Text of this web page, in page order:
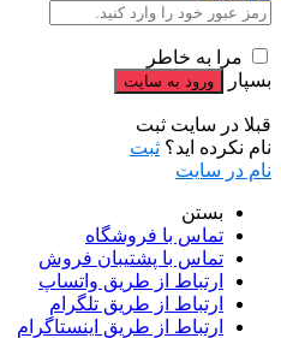
مرا به خاطر
بسپار
قبلا در سایت ثبت
نام نکرده اید؟ ثبت
نام در سایت
بستن
تماس با فروشگاه
تماس با پشتیبان فروش
ارتباط از طریق واتساپ
ارتباط از طریق تلگرام
ارتباط از طریق اینستاگرام